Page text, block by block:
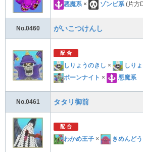
悪魔系 × ゾンビ系 (片方
No.0460 がいこつけんし
配 合
しりょうのきし ×
しり
ボーンナイト × 悪魔系
No.0461 タタリ御前
配 合
わかめ王子 × きめんど